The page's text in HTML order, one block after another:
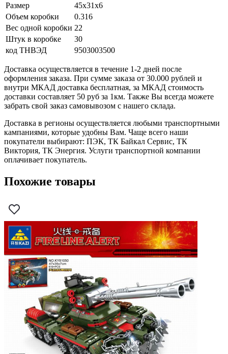
Размер
45x31x6
Объем коробки
0.316
Вес одной коробки 22
Штук в коробке
30
код ТНВЭД
9503003500
Доставка осуществляется в течение 1-2 дней после
оформления заказа. При сумме заказа от 30.000 рублей и
внутри МКАД доставка бесплатная, за МКАД стоимость
доставки составляет 50 руб за 1км. Также Вы всегда можете
забрать свой заказ самовывозом с нашего склада.
Доставка в регионы осуществляется любыми транспортными
кампаниями, которые удобны Вам. Чаще всего наши
покупатели выбирают: ПЭК, ТК Байкал Сервис, ТК
Виктория, ТК Энергия. Услуги транспортной компании
оплачивает покупатель.
Похожие товары